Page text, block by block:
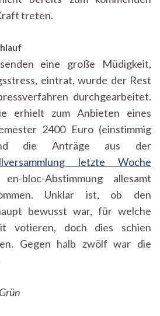
treten.
eine große Müdigkeit,
eintrat, wurde der Rest
durchgearbeitet.
erhielt zum Anbieten eines
2400 Euro (einstimmig
die Anträge aus der
letzte Woche
bloc-Abstimmung allesamt
Unklar ist, ob den
bewusst war, für welche
votieren, doch dies schien
Gegen halb zwölf war die